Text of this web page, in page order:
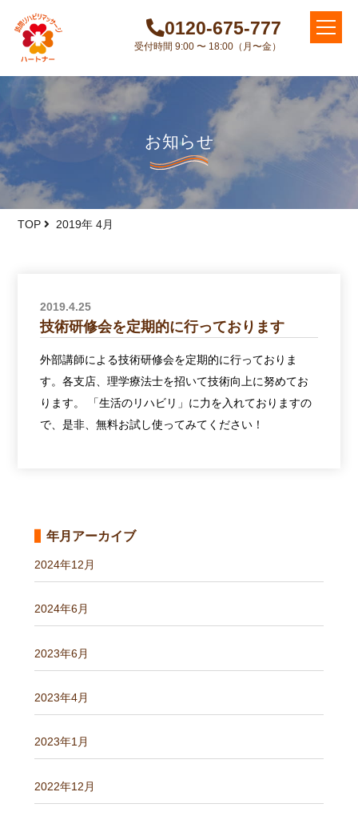
0120-675-777
受付時間 9:00 〜 18:00（月〜金）
お知らせ
TOP 2019年 4月
2019.4.25
技術研修会を定期的に行っております
外部講師による技術研修会を定期的に行っておりま
す。各支店、理学療法士を招いて技術向上に努めてお
ります。 「生活のリハビリ」に力を入れておりますの
で、是非、無料お試し使ってみてください！
年月アーカイブ
2024年12月
2024年6月
2023年6月
2023年4月
2023年1月
2022年12月